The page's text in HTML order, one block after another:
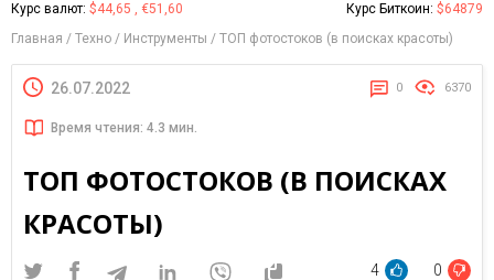
Курс валют: $44,65 , €51,60 Курс Биткоин: $64879
Главная
Техно Инструменты ТОП фотостоков (в поисках красоты)
26.07.2022 0 6370
Время чтения: 4.3 мин.
ТОП ФОТОСТОКОВ (В ПОИСКАХ
КРАСОТЫ)
4 0